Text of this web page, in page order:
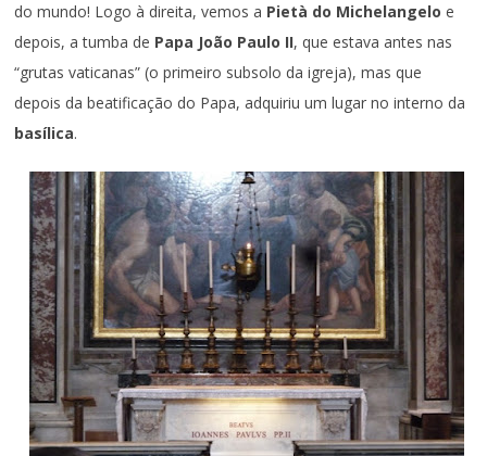
do mundo! Logo à direita, vemos a Pietà do Michelangeloe
depois, a tumba de Papa João Paulo II, que estava antes nas
“grutas vaticanas” (o primeiro subsolo da igreja), mas que
depois da beatificação do Papa, adquiriu um lugar no interno da
basílica.